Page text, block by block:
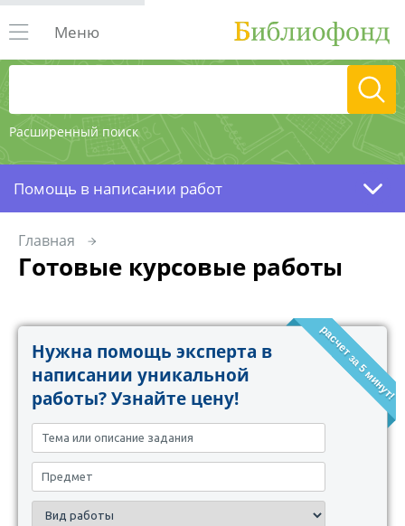
Расширенный поиск
Меню
Помощь в написании работ
Главная
Готовые курсовые работы
расчет за 5 минут!
Нужна помощь эксперта в
написании уникальной
работы? Узнайте цену!